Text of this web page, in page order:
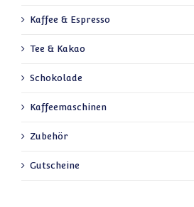
Kaffee & Espresso
Tee & Kakao
Schokolade
Kaffeemaschinen
Zubehör
Gutscheine